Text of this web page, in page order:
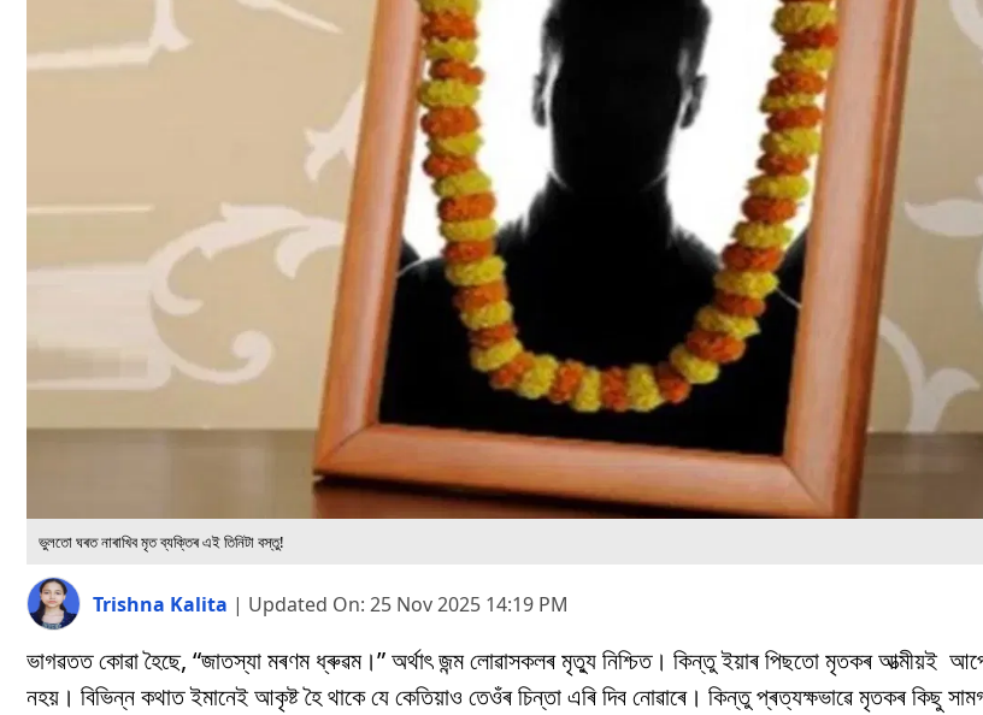
ভুলতো ঘৰত নাৰাখিব মৃত ব্যক্তিৰ এই তিনিটা বস্তু!
Trishna Kalita | Updated On: 25 Nov 2025 14:19 PM
ভাগৱতত কোৱা হৈছে, “জাতস্যা মৰণম ধ্ৰুৱম।” অৰ্থাৎ জন্ম লোৱাসকলৰ মৃত্যু নিশ্চিত। কিন্তু ইয়াৰ পিছতো মৃতকৰ আত্মীয়ই
নহয়। বিভিন্ন কথাত ইমানেই আকৃষ্ট হৈ থাকে যে কেতিয়াও তেওঁৰ চিন্তা এৰি দিব নোৱাৰে। কিন্তু প্ৰত্যক্ষভাৱে মৃতকৰ কিছু